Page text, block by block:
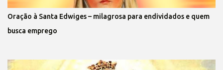
Oração à Santa Edwiges – milagrosa para endividados e quem
busca emprego